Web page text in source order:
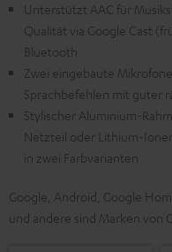
Unterstützt AAC für
Qualität via Google Cast
Bluetooth
Zwei eingebaute
Sprachbefehlen mit guter
Stylischer Aluminium-
Netzteil oder Lithium-
in zwei Farbvarianten
Google, Android, Google
und andere sind Marken von